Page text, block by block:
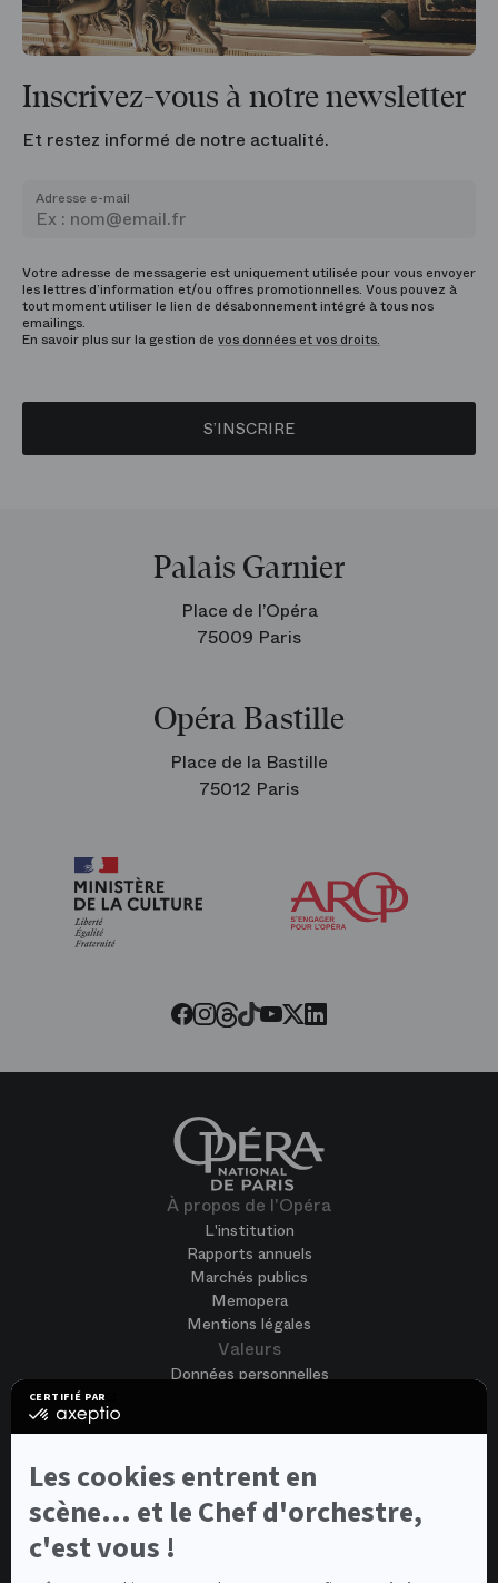
CERTIFIÉ PAR
certifié
En
plus
Axeptio
Les cookies entrent en
scène... et le Chef d'orchestre,
c'est vous !
Inscrivez-vous à notre newsletter
Et restez informé de notre actualité.
Adresse e-mail
Votre adresse de messagerie est uniquement utilisée pour vous envoyer
les lettres d’information et/ou offres promotionnelles. Vous pouvez à
tout moment utiliser le lien de désabonnement intégré à tous nos
emailings.
En savoir plus sur la gestion de vos données et vos droits.
S’INSCRIRE
Palais Garnier
Place de l’Opéra
75009 Paris
Opéra Bastille
Place de la Bastille
75012 Paris
Facebook
Instagram
Threads
Tiktok
Youtube
Twitter
LinkedIn
À propos de l'Opéra
L'institution
Rapports annuels
Marchés publics
Memopera
Mentions légales
Valeurs
Données personnelles
Nous rejoindre
Offres d'emploi
Candidature spontanée
Concours et auditions